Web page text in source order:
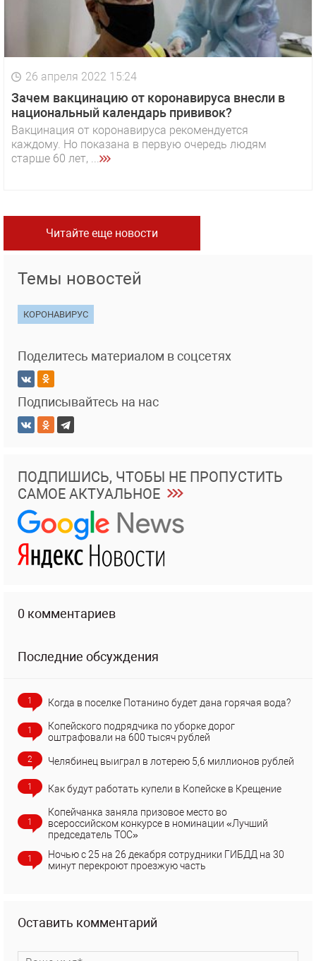
26 апреля 2022 15:24
Зачем вакцинацию от коронавируса внесли в
национальный календарь прививок?
Вакцинация от коронавируса рекомендуется
каждому. Но показана в первую очередь людям
старше 60 лет, ...
Читайте еще новости
Темы новостей
КОРОНАВИРУС
Поделитесь материалом в соцсетях
Подписывайтесь на нас
ПОДПИШИСЬ, ЧТОБЫ НЕ ПРОПУСТИТЬ
САМОЕ АКТУАЛЬНОЕ
0 комментариев
Последние обсуждения
1 Когда в поселке Потанино будет дана горячая вода?
1
Копейского подрядчика по уборке дорог
оштрафовали на 600 тысяч рублей
2 Челябинец выиграл в лотерею 5,6 миллионов рублей
1 Как будут работать купели в Копейске в Крещение
1
Копейчанка заняла призовое место во
всероссийском конкурсе в номинации «Лучший
председатель ТОС»
1
Ночью с 25 на 26 декабря сотрудники ГИБДД на 30
минут перекроют проезжую часть
Оставить комментарий